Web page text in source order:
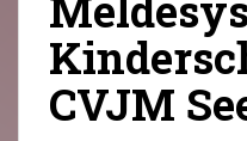
CVJM